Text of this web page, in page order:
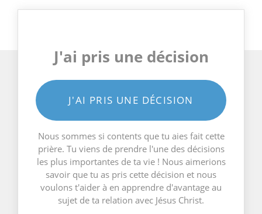
J'ai pris une décision
J'AI PRIS UNE DÉCISION
Nous sommes si contents que tu aies fait cette
prière. Tu viens de prendre l'une des décisions
les plus importantes de ta vie ! Nous aimerions
savoir que tu as pris cette décision et nous
voulons t'aider à en apprendre d'avantage au
sujet de ta relation avec Jésus Christ.